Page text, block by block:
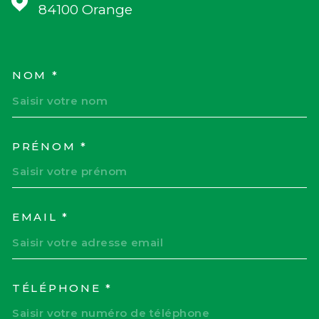
84100
Orange
NOM *
PRÉNOM *
EMAIL *
TÉLÉPHONE *